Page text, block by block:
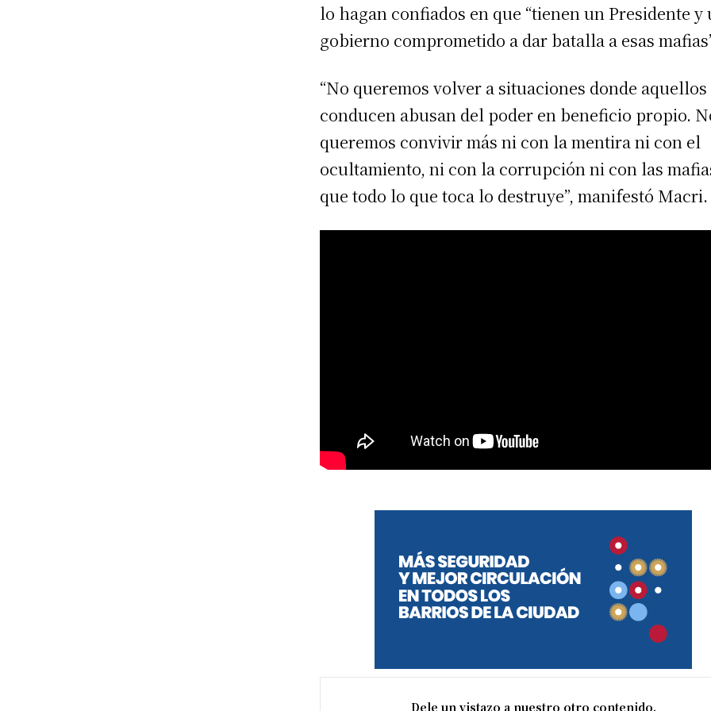
lo hagan confiados en que “tienen un Presidente y
gobierno comprometido a dar batalla a esas
“No queremos volver a situaciones donde aquellos
conducen abusan del poder en beneficio propio.
queremos convivir más ni con la mentira ni con el
ocultamiento, ni con la corrupción ni con las
que todo lo que toca lo destruye”, manifestó Macri.
Dele un vistazo a nuestro otro contenido.